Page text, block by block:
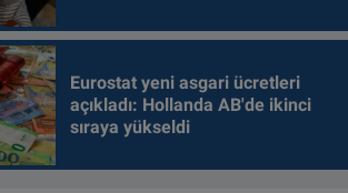
Eurostat yeni asgari ücretleri
açıkladı: Hollanda AB'de ikinci
sıraya yükseldi